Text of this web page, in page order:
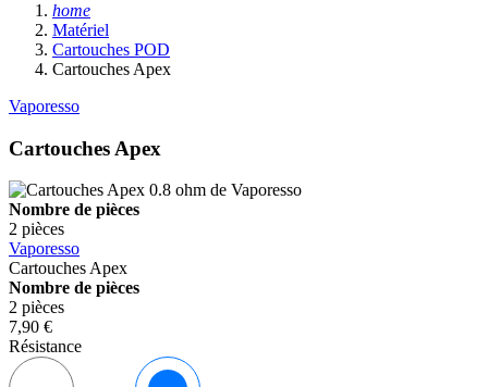
home
Matériel
Cartouches POD
Cartouches Apex
Vaporesso
Cartouches Apex
Nombre de pièces
2 pièces
Vaporesso
Cartouches Apex
Nombre de pièces
2 pièces
7,90 €
Résistance